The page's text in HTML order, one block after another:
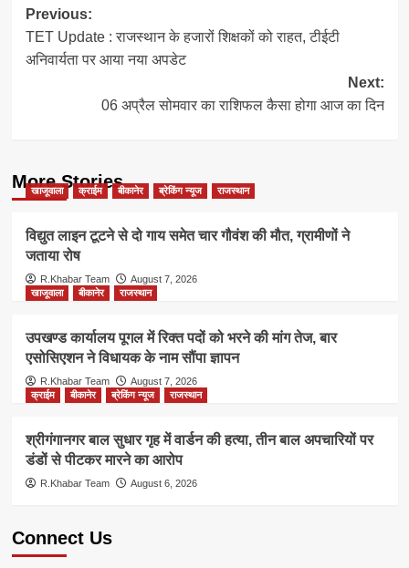
Post
navigation
Previous:
TET Update : राजस्थान के हजारों शिक्षकों को राहत, टीईटी
अनिवार्यता पर आया नया अपडेट
Next:
06 अप्रैल सोमवार का राशिफल कैसा होगा आज का दिन
More Stories
खाजूवाला क्राईम बीकानेर ब्रेकिंग न्यूज राजस्थान
विद्युत लाइन टूटने से दो गाय समेत चार गौवंश की मौत, ग्रामीणों ने
जताया रोष
R.Khabar Team
August 7, 2026
खाजूवाला
बीकानेर राजस्थान
उपखण्ड कार्यालय पूगल में रिक्त पदों को भरने की मांग तेज, बार
एसोसिएशन ने विधायक के नाम सौंपा ज्ञापन
R.Khabar Team
August 7, 2026
क्राईम
बीकानेर ब्रेकिंग न्यूज राजस्थान
श्रीगंगानगर बाल सुधार गृह में वार्डन की हत्या, तीन बाल अपचारियों पर
डंडों से पीटकर मारने का आरोप
R.Khabar Team August 6, 2026
Connect Us